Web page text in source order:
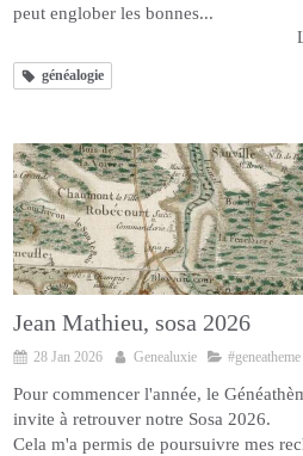
peut englober les bonnes...
généalogie
Jean Mathieu, sosa 2026
28 Jan 2026 Genealuxie #geneatheme
Pour commencer l'année, le
invite à retrouver notre Sosa 2026.
Cela m'a permis de poursuivre mes